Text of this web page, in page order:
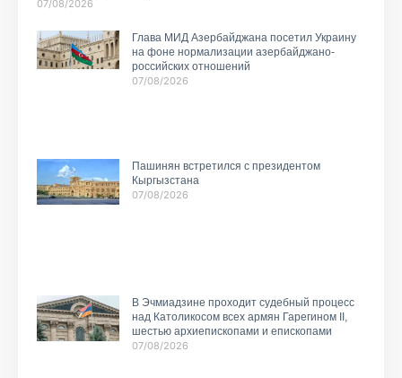
07/08/2026
Глава МИД Азербайджана посетил Украину
на фоне нормализации азербайджано-
российских отношений
07/08/2026
Пашинян встретился с президентом
Кыргызстана
07/08/2026
В Эчмиадзине проходит судебный процесс
над Католикосом всех армян Гарегином II,
шестью архиепископами и епископами
07/08/2026